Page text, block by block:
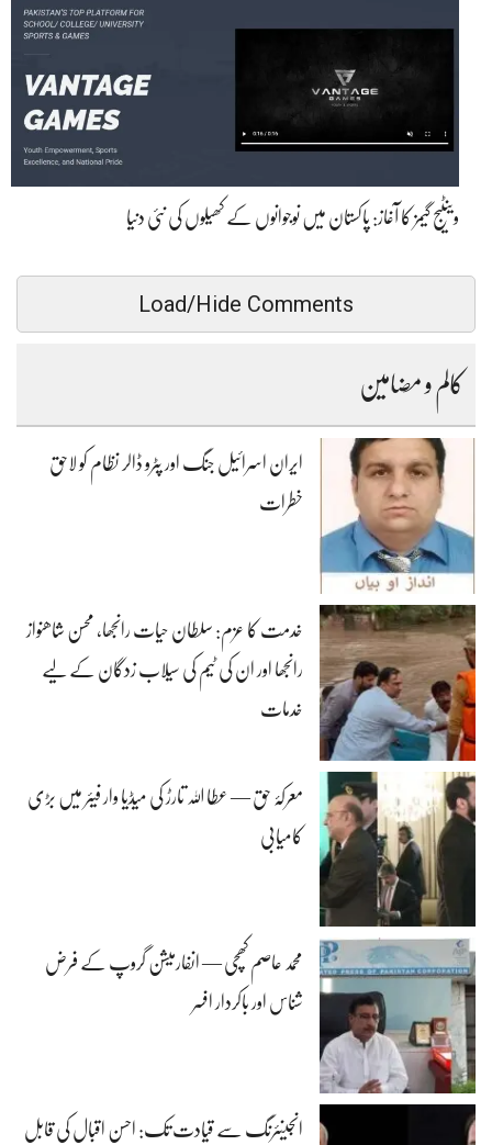
وینٹیج گیمز کا آغاز: پاکستان میں نوجوانوں کے کھیلوں کی نئی دنیا
Load/Hide Comments
کالم و مضامین
ایران اسرائیل جنگ اور پٹرو ڈالر نظام کو لاحق
خطرات
خدمت کا عزم: سلطان حیات رانجھا، محسن شاھنواز
رانجھا اور ان کی ٹیم کی سیلاب زدگان کے لیے
خدمات
معرکۂ حق — عطا اللہ تارڑ کی میڈیا وار فیئر میں بڑی
کامیابی
محمد عاصم کھچی — انفارمیشن گروپ کے فرض
شناس اور باکردار افسر
انجینئرنگ سے قیادت تک: احسن اقبال کی قابل